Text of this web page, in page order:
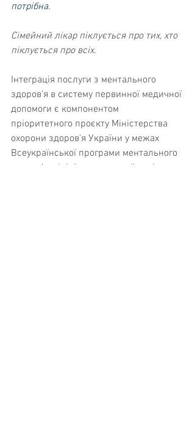
потрібна.
Сімейний лікар піклується про тих, хто
піклується про всіх.
Інтеграція послуги з ментального
здоров'я в систему первинної медичної
допомоги є компонентом
пріоритетного проєкту Міністерства
охорони здоров'я України у межах
Всеукраїнської програми ментального
здоров'я – ініціативи першої леді